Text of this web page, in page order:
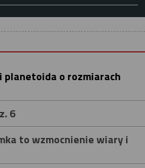
planetoida o rozmiarach
6
to wzmocnienie wiary i